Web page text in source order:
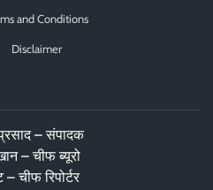
and Conditions
Disclaimer
– संपादक
– चीफ ब्यूरो
– चीफ रिपोर्टर